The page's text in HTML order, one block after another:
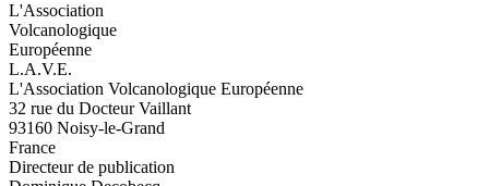
L'Association
Volcanologique
Européenne
L.A.V.E.
L'Association Volcanologique Européenne
32 rue du Docteur Vaillant
93160 Noisy-le-Grand
France
Directeur de publication